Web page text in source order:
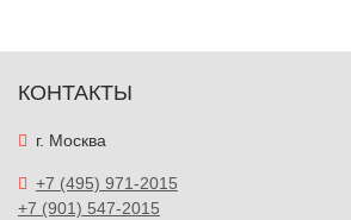
КОНТАКТЫ
г. Москва
+7 (495) 971-2015
+7 (901) 547-2015